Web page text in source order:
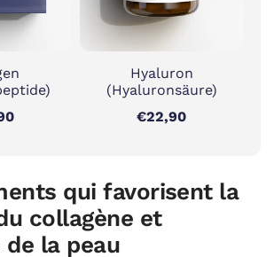
Hyaluron
(Hyaluronsäure)
€22,90
qui favorisent la
collagène et
de la peau